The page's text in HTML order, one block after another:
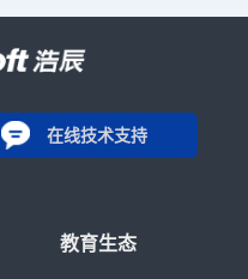
在线技术支持
教育生态